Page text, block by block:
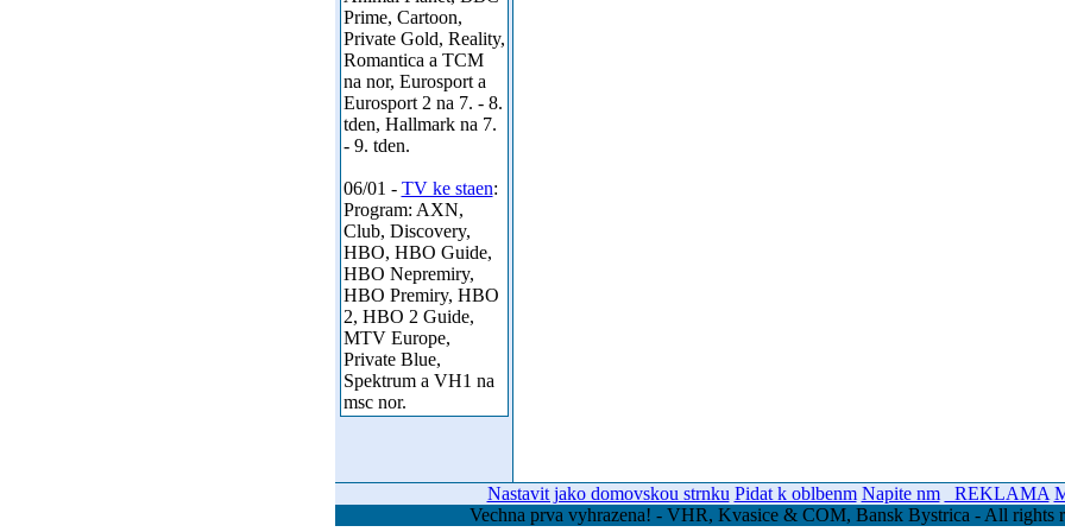
Prime, Cartoon,
Private Gold, Reality,
Romantica a TCM
na nor, Eurosport a
Eurosport 2 na 7. - 8.
tden, Hallmark na 7.
- 9. tden.
06/01 - TV ke staen:
Program: AXN,
Club, Discovery,
HBO, HBO Guide,
HBO Nepremiry,
HBO Premiry, HBO
2, HBO 2 Guide,
MTV Europe,
Private Blue,
Spektrum a VH1 na
msc nor.
Nastavit jako domovskou strnku Pidat k oblbenm Napite nm _REKLAMA
Vechna prva vyhrazena! - VHR, Kvasice & COM, Bansk Bystrica - All rights